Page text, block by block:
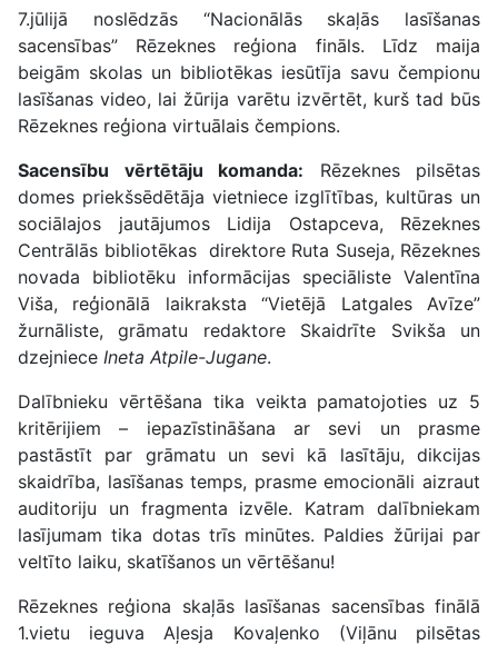
7.jūlijā noslēdzās “Nacionālās skaļās lasīšanas
sacensības” Rēzeknes reģiona fināls. Līdz maija
beigām skolas un bibliotēkas iesūtīja savu čempionu
lasīšanas video, lai žūrija varētu izvērtēt, kurš tad būs
Rēzeknes reģiona virtuālais čempions.
Sacensību vērtētāju komanda: Rēzeknes pilsētas
domes priekšsēdētāja vietniece izglītības, kultūras un
sociālajos jautājumos Lidija Ostapceva, Rēzeknes
Centrālās bibliotēkas direktore Ruta Suseja, Rēzeknes
novada bibliotēku informācijas speciāliste Valentīna
Viša, reģionālā laikraksta “Vietējā Latgales Avīze”
žurnāliste, grāmatu redaktore Skaidrīte Svikša un
dzejniece Ineta Atpile-Jugane.
Dalībnieku vērtēšana tika veikta pamatojoties uz 5
kritērijiem – iepazīstināšana ar sevi un prasme
pastāstīt par grāmatu un sevi kā lasītāju, dikcijas
skaidrība, lasīšanas temps, prasme emocionāli aizraut
auditoriju un fragmenta izvēle. Katram dalībniekam
lasījumam tika dotas trīs minūtes. Paldies žūrijai par
veltīto laiku, skatīšanos un vērtēšanu!
Rēzeknes reģiona skaļās lasīšanas sacensības finālā
1.vietu ieguva Aļesja Kovaļenko (Viļānu pilsētas